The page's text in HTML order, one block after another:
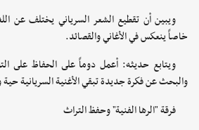
ويبين أن تقطيع الشعر السرياني يختلف عن
خاصاً ينعكس في الأغاني والقصائد.
ويتابع حديثه: أعمل دوماً على الحفاظ على
والبحث عن فكرة جديدة تبقي الأغنية السريانية
فرقة "الرها الفنية" وحفظ التراث